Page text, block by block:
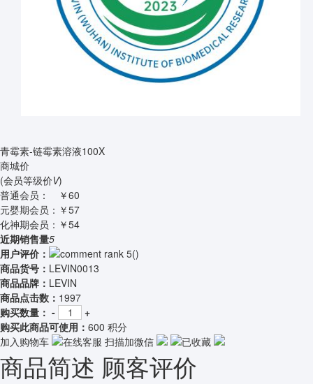
青霉素-链霉素溶液100X
商城价
(会员等级价V)
普通会员：
￥60
元婴期会员： ￥57
化神期会员： ￥54
近期销售量5
用户评价：
()
商品货号： LEVIN0013
商品品牌： LEVIN
商品点击数： 1997
购买数量： -
+
购买此商品可使用： 600 积分
加入购物车
在线客服 扫描加微信 已收藏
商品简述 顾客评价